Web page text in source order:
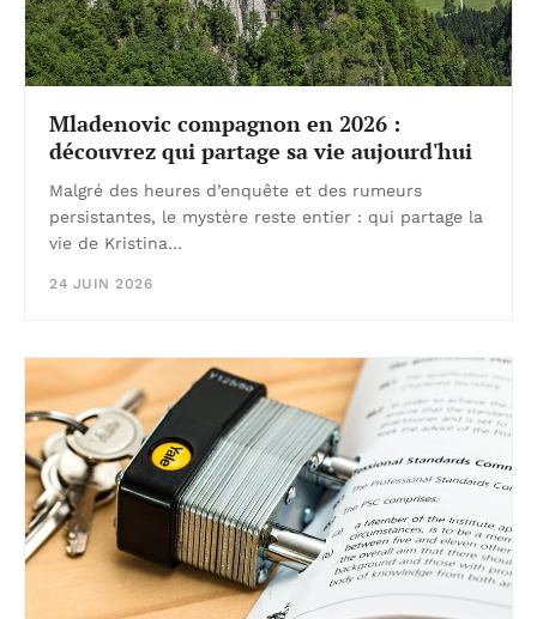
Mladenovic compagnon en 2026 :
découvrez qui partage sa vie aujourd'hui
Malgré des heures d’enquête et des rumeurs
persistantes, le mystère reste entier : qui partage la
vie de Kristina…
24 JUIN 2026